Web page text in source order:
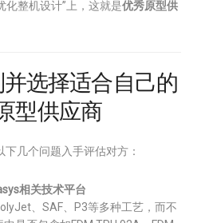
化整机设计”上，这就是优秀原型供
选择适合自己的
型供应商
几个问题入手评估对方：
相关技术平台
、SAF、P3等多种工艺，而不